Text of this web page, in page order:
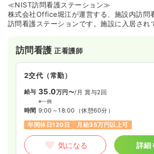
≪NIST訪問看護ステーション≫
株式会社Office堀江が運営する、施設内訪問
訪問看護ステーションです。施設に入居され
訪問看護正看護師
2交代（常勤）
給与 35.0万円〜/月 賞与2回
※一例
時間 9:00～18:00 （休憩60分）
年間休日120日
月給35万円以上可
気になる 詳細